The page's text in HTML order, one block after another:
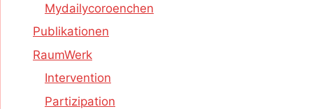
Mydailycoroenchen
Publikationen
RaumWerk
Intervention
Partizipation